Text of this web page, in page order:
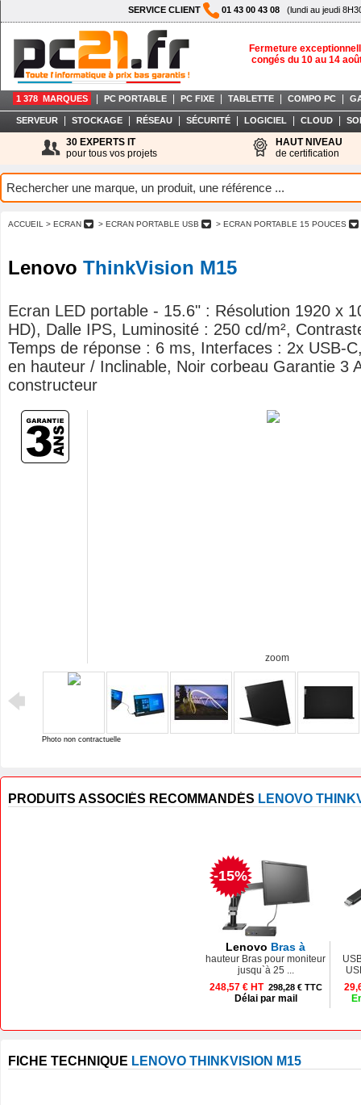
SERVICE CLIENT 01 43 00 43 08 (lundi au jeudi
Fermeture
congés du 10 au 14
1 378 MARQUES PC PORTABLE PC FIXE TABLETTE COMPO PC
SERVEUR STOCKAGE RÉSEAU SÉCURITÉ LOGICIEL CLOUD
30 EXPERTS IT
pour tous vos projets
HAUT NIVEAU
de certification
ACCUEIL > ECRAN > ECRAN PORTABLE USB > ECRAN PORTABLE 15 POUCES
Lenovo ThinkVision M15
Ecran LED portable - 15.6" : Résolution 1920 x
HD), Dalle IPS, Luminosité : 250 cd/m²,
Temps de réponse : 6 ms, Interfaces : 2x USB-
en hauteur / Inclinable, Noir corbeau Garantie 3
constructeur
zoom
Photo non contractuelle
PRODUITS ASSOCIÉS RECOMMANDÉS LENOVO
-15%
Lenovo Bras à
hauteur Bras pour moniteur
jusqu`à 25 ...
248,57 € HT 298,28 € TTC
Délai par mail
FICHE TECHNIQUE LENOVO THINKVISION M15